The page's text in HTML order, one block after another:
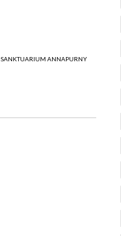
SANKTUARIUM ANNAPURNY